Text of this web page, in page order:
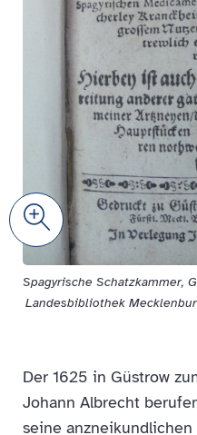
Zoom
Landesbibliothek
Spagyrische Schatzkammer,
Der 1625 in Güstrow
Johann Albrecht
seine